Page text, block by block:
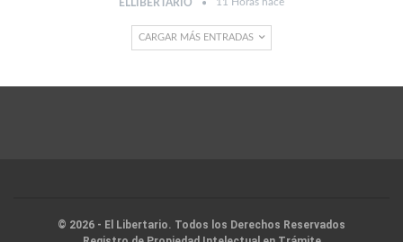
ELLIBERTARIO
CARGAR MÁS ENTRADAS
© 2026 - El Libertario. Todos los Derechos Reservados